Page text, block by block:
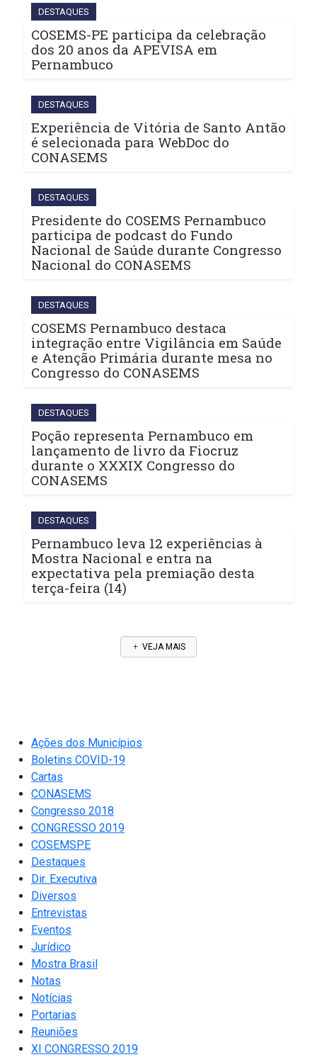
DESTAQUES
COSEMS-PE participa da celebração
dos 20 anos da APEVISA em
Pernambuco
DESTAQUES
Experiência de Vitória de Santo Antão
é selecionada para WebDoc do
CONASEMS
DESTAQUES
Presidente do COSEMS Pernambuco
participa de podcast do Fundo
Nacional de Saúde durante Congresso
Nacional do CONASEMS
DESTAQUES
COSEMS Pernambuco destaca
integração entre Vigilância em Saúde
e Atenção Primária durante mesa no
Congresso do CONASEMS
DESTAQUES
Poção representa Pernambuco em
lançamento de livro da Fiocruz
durante o XXXIX Congresso do
CONASEMS
DESTAQUES
Pernambuco leva 12 experiências à
Mostra Nacional e entra na
expectativa pela premiação desta
terça-feira (14)
VEJA MAIS
Ações dos Municípios
Boletins COVID-19
Cartas
CONASEMS
Congresso 2018
CONGRESSO 2019
COSEMSPE
Destaques
Dir. Executiva
Diversos
Entrevistas
Eventos
Jurídico
Mostra Brasil
Notas
Notícias
Portarias
Reuniões
XI CONGRESSO 2019